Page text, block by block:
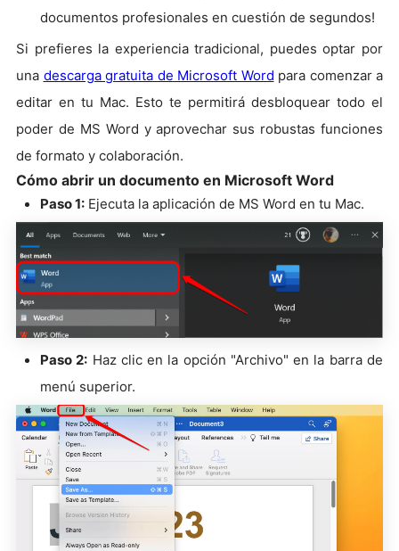
documentos profesionales en cuestión de segundos!
Si prefieres la experiencia tradicional, puedes optar por
una descarga gratuita de Microsoft Word para comenzar a
editar en tu Mac. Esto te permitirá desbloquear todo el
poder de MS Word y aprovechar sus robustas funciones
de formato y colaboración.
Cómo abrir un documento en Microsoft Word
Paso 1: Ejecuta la aplicación de MS Word en tu Mac.
Paso 2: Haz clic en la opción "Archivo" en la barra de
menú superior.